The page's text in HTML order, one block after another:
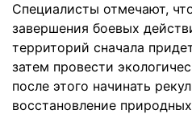
Специалисты отмечают,
завершения боевых
территорий сначала
затем провести
после этого начинать
восстановление